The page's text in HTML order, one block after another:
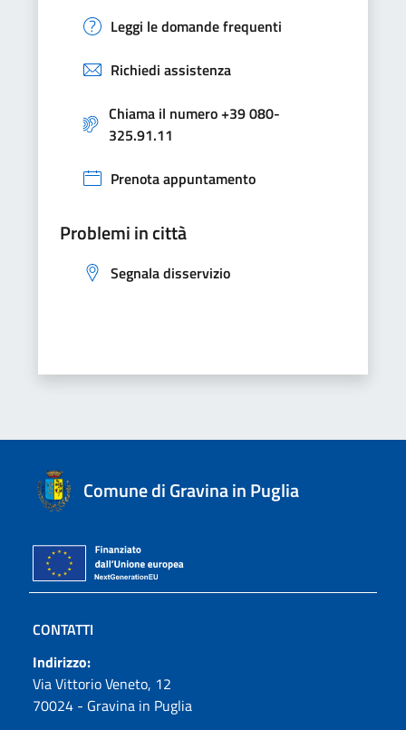
Leggi le domande frequenti
Richiedi assistenza
Chiama il numero +39 080-
325.91.11
Prenota appuntamento
Problemi in città
Segnala disservizio
Comune di Gravina in Puglia
CONTATTI
Indirizzo:
Via Vittorio Veneto, 12
70024 - Gravina in Puglia